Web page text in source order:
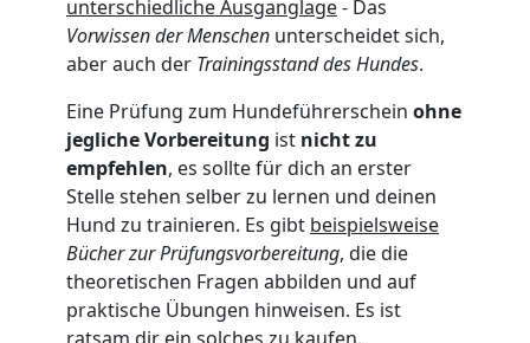
unterschiedliche Ausganglage- Das
Vorwissen der Menschen unterscheidet sich,
aber auch der Trainingsstand des Hundes.
Eine Prüfung zum Hundeführerschein ohne
jegliche Vorbereitung ist nicht zu
empfehlen, es sollte für dich an erster
Stelle stehen selber zu lernen und deinen
Hund zu trainieren. Es gibt beispielsweise
Bücher zur Prüfungsvorbereitung, die die
theoretischen Fragen abbilden und auf
praktische Übungen hinweisen. Es ist